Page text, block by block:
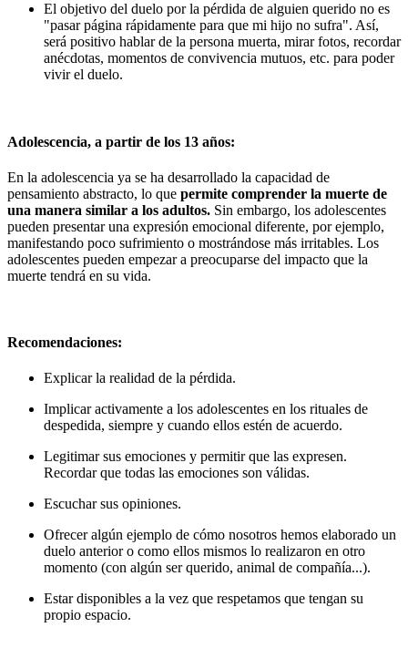
El objetivo del duelo por la pérdida de alguien querido no es
"pasar página rápidamente para que mi hijo no sufra". Así,
será positivo hablar de la persona muerta, mirar fotos, recordar
anécdotas, momentos de convivencia mutuos, etc. para poder
vivir el duelo.
Adolescencia, a partir de los 13 años:
En la adolescencia ya se ha desarrollado la capacidad de
pensamiento abstracto, lo que permite comprender la muerte de
una manera similar a los adultos. Sin embargo, los adolescentes
pueden presentar una expresión emocional diferente, por ejemplo,
manifestando poco sufrimiento o mostrándose más irritables. Los
adolescentes pueden empezar a preocuparse del impacto que la
muerte tendrá en su vida.
Recomendaciones:
Explicar la realidad de la pérdida.
Implicar activamente a los adolescentes en los rituales de
despedida, siempre y cuando ellos estén de acuerdo.
Legitimar sus emociones y permitir que las expresen.
Recordar que todas las emociones son válidas.
Escuchar sus opiniones.
Ofrecer algún ejemplo de cómo nosotros hemos elaborado un
duelo anterior o como ellos mismos lo realizaron en otro
momento (con algún ser querido, animal de compañía...).
Estar disponibles a la vez que respetamos que tengan su
propio espacio.